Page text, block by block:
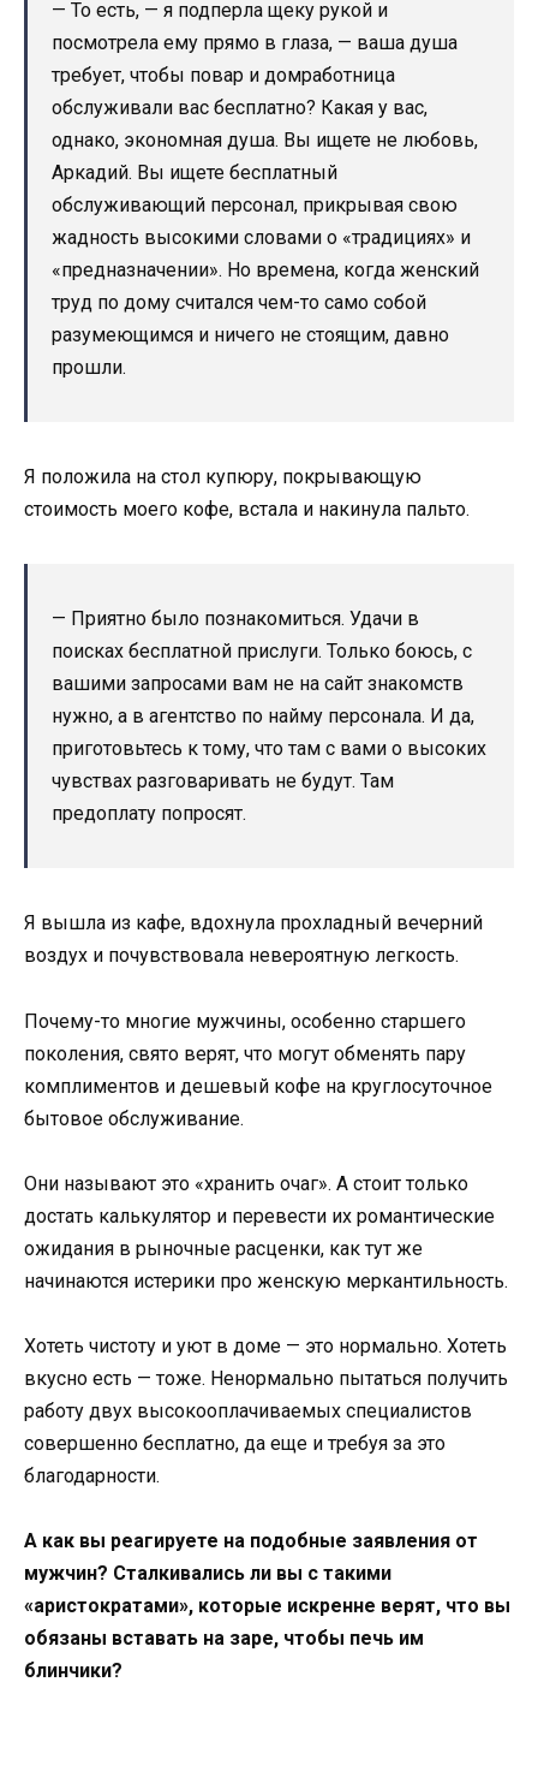
— То есть, — я подперла щеку рукой и
посмотрела ему прямо в глаза, — ваша душа
требует, чтобы повар и домработница
обслуживали вас бесплатно? Какая у вас,
однако, экономная душа. Вы ищете не любовь,
Аркадий. Вы ищете бесплатный
обслуживающий персонал, прикрывая свою
жадность высокими словами о «традициях» и
«предназначении». Но времена, когда женский
труд по дому считался чем-то само собой
разумеющимся и ничего не стоящим, давно
прошли.
Я положила на стол купюру, покрывающую
стоимость моего кофе, встала и накинула пальто.
— Приятно было познакомиться. Удачи в
поисках бесплатной прислуги. Только боюсь, с
вашими запросами вам не на сайт знакомств
нужно, а в агентство по найму персонала. И да,
приготовьтесь к тому, что там с вами о высоких
чувствах разговаривать не будут. Там
предоплату попросят.
Я вышла из кафе, вдохнула прохладный вечерний
воздух и почувствовала невероятную легкость.
Почему-то многие мужчины, особенно старшего
поколения, свято верят, что могут обменять пару
комплиментов и дешевый кофе на круглосуточное
бытовое обслуживание.
Они называют это «хранить очаг». А стоит только
достать калькулятор и перевести их романтические
ожидания в рыночные расценки, как тут же
начинаются истерики про женскую меркантильность.
Хотеть чистоту и уют в доме — это нормально. Хотеть
вкусно есть — тоже. Ненормально пытаться получить
работу двух высокооплачиваемых специалистов
совершенно бесплатно, да еще и требуя за это
благодарности.
А как вы реагируете на подобные заявления от
мужчин? Сталкивались ли вы с такими
«аристократами», которые искренне верят, что вы
обязаны вставать на заре, чтобы печь им
блинчики?